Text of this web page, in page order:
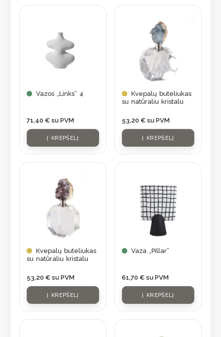
Vazos „Links” 4
71,40 € su PVM
Į KREPŠELĮ
Kvepalų buteliukas
su natūraliu kristalu
53,20 € su PVM
Į KREPŠELĮ
Kvepalų buteliukas
su natūraliu kristalu
53,20 € su PVM
Į KREPŠELĮ
Vaza „Pillar”
61,70 € su PVM
Į KREPŠELĮ